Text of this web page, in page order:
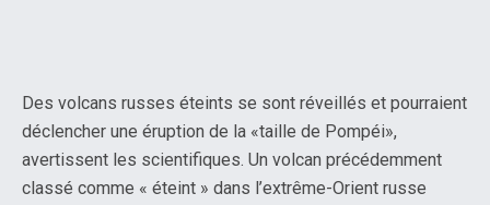
Des volcans russes éteints se sont réveillés et pourraient
déclencher une éruption de la «taille de Pompéi»,
avertissent les scientifiques. Un volcan précédemment
classé comme « éteint » dans l’extrême-Orient russe